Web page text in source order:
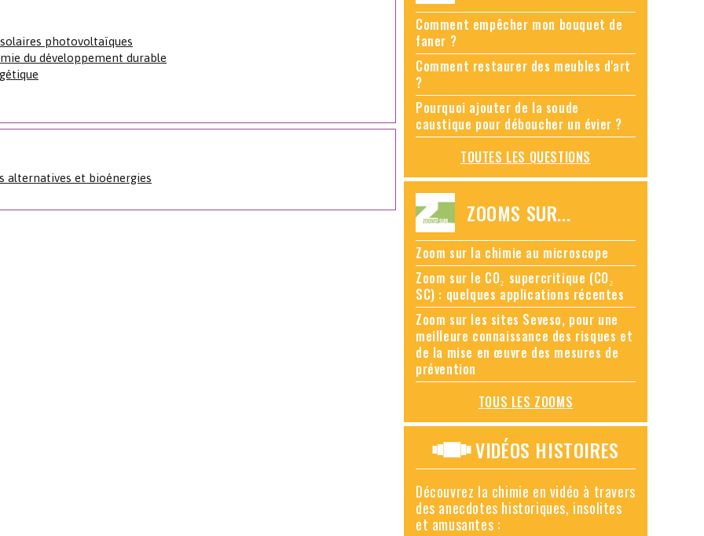
solaires photovoltaïques
du développement durable
alternatives et bioénergies
Comment empêcher mon bouquet de
faner ?
Comment restaurer des meubles d'art
?
Pourquoi ajouter de la soude
caustique pour déboucher un évier ?
TOUTES LES QUESTIONS
ZOOMS SUR...
Zoom sur la chimie au microscope
Zoom sur le CO₂ supercritique (CO₂
SC) : quelques applications récentes
Zoom sur les sites Seveso, pour une
meilleure connaissance des risques et
de la mise en œuvre des mesures de
prévention
TOUS LES ZOOMS
VIDÉOS HISTOIRES
Découvrez la chimie en vidéo à travers
des anecdotes historiques, insolites
et amusantes :